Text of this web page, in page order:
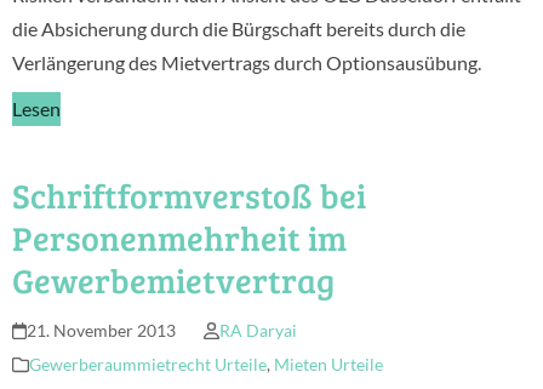
die Absicherung durch die Bürgschaft bereits durch die
Verlängerung des Mietvertrags durch Optionsausübung.
Lesen
Schriftformverstoß bei
Personenmehrheit im
Gewerbemietvertrag
21. November 2013
RA Daryai
Gewerberaummietrecht Urteile, Mieten Urteile